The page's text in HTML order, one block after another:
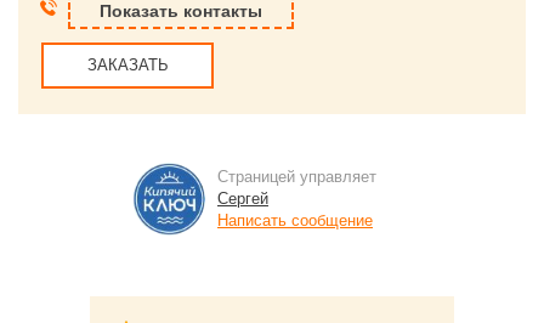
Показать контакты
ЗАКАЗАТЬ
Страницей управляет
Сергей
Написать сообщение